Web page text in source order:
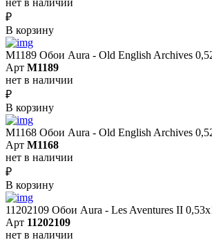
₽
В корзину
M1189 Обои Aura - Old English Archives
Арт M1189
нет в наличии
₽
В корзину
M1168 Обои Aura - Old English Archives
Арт M1168
нет в наличии
₽
В корзину
11202109 Обои Aura - Les Aventures II
Арт 11202109
нет в наличии